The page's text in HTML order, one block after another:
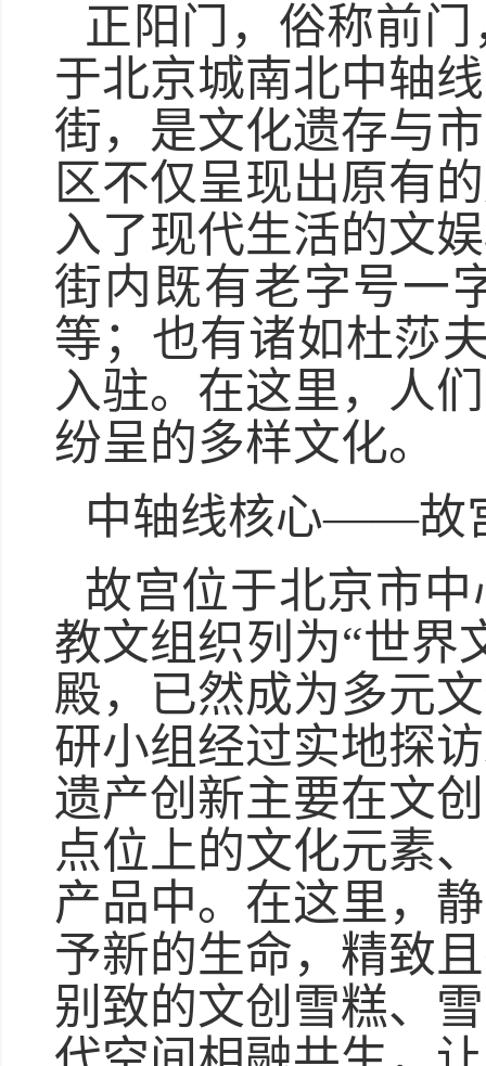
正阳门，俗称前
于北京城南北中轴
街，是文化遗存与
区不仅呈现出原有
入了现代生活的文
街内既有老字号一
等；也有诸如杜莎
入驻。在这里，人
纷呈的多样文化。
中轴线核心——故
故宫位于北京市
教文组织列为“世界
殿，已然成为多元
研小组经过实地探
遗产创新主要在文
点位上的文化元素
产品中。在这里，
予新的生命，精致
别致的文创雪糕、